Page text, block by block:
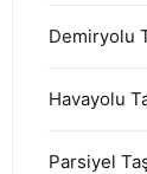
Demiryolu
Havayolu
Parsiyel